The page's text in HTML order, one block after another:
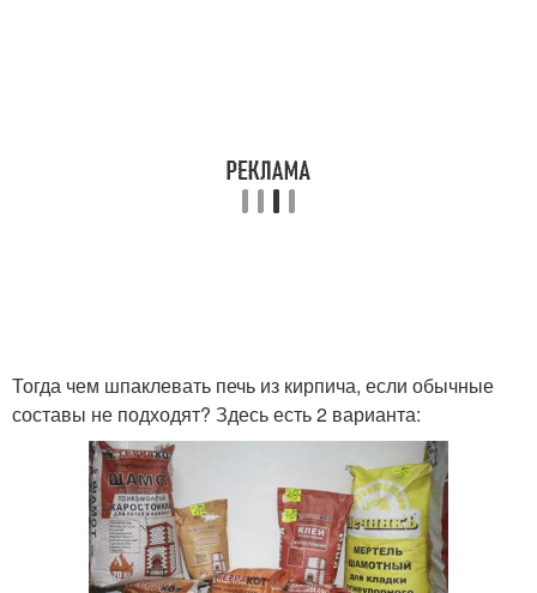
Тогда чем шпаклевать печь из кирпича, если обычные
составы не подходят? Здесь есть 2 варианта: